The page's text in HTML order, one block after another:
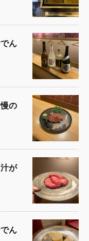
ん
の
が
ん